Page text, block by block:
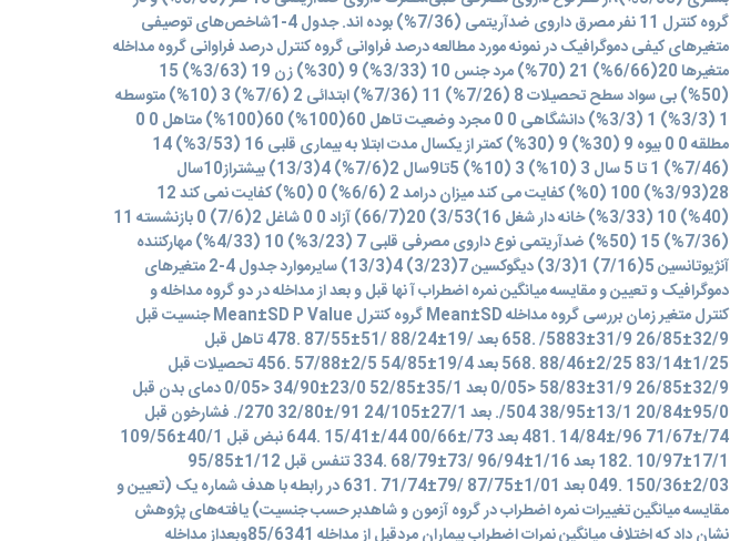
گروه کنترل 11 نفر مصرق داروی ضدآریتمی (7/36%) بوده اند. جدول 4-1شاخص‌های توصیفی
متغیرهای کیفی دموگرافیک در نمونه مورد مطالعه درصد فراوانی گروه کنترل درصد فراوانی گروه مداخله
متغیرها 20(6/66%) 21 (70%) مرد جنس 10 (3/33%) 9 (30%) زن 19 (3/63%) 15
(50%) بی سواد سطح تحصیلات 8 (7/26%) 11 (7/36%) ابتدائی 2 (7/6%) 3 (10%) متوسطه
1 (3/3%) 1 (3/3%) دانشگاهی 0 0 مجرد وضعیت تاهل 60(100%) 60(100%) متاهل 0 0
مطلقه 0 0 بیوه 9 (30%) 9 (30%) کمتر از یکسال مدت ابتلا به بیماری قلبی 16 (3/53%) 14
(7/46%) 1 تا 5 سال 3 (10%) 3 (10%) 5تا9سال 2(7/6%) 4(13/3) بیشتراز10سال
28(3/93%) 100 (0%) کفایت می کند میزان درامد 2 (6/6%) 0 (0%) کفایت نمی کند 12
(40%) 10 (3/33%) خانه دار شغل 16)3/53) 20(66/7) آزاد 0 0 شاغل 2(7/6) 0 بازنشسته 11
(7/36%) 15 (50%) ضدآریتمی نوع داروی مصرفی قلبی 7 (3/23%) 10 (4/33%) مهارکننده
آنژیوتانسین 5(7/16) 1(3/3) دیگوکسین 7(3/23) 4(13/3) سایرموارد جدول 4-2 متغیرهای
دموگرافیک و تعیین و مقایسه میانگین نمره اضطراب آ نها قبل و بعد از مداخله در دو گروه مداخله و
کنترل متغیر زمان بررسی گروه مداخله Mean±SD گروه کنترل Mean±SD P Value جنسیت قبل
32/9±26/85 31/9±5883/ .658 بعد /19±88/24 /51±87/55 .478 تاهل قبل
1/25±83/14 2/25±88/46 .568 بعد 19/4±54/85 2/5±57/88 .456 تحصیلات قبل
32/9±26/85 31/9±58/83 <0/05 بعد 35/1±52/85 23/0±34/90 <0/05 دمای بدن قبل
95/0±20/84 13/1±38/95 504/. بعد 27/1±24/105 91/±32/80 270/. فشارخون قبل
74/±71/67 96/±14/84 .481 بعد 73/±00/66 44/±15/41 .644 نبض قبل 40/1±109/56
17/1±10/97 .182 بعد 1/16±96/94 /73±68/79 .334 تنفس قبل 1/12±95/85
2/03±150/36 .049 بعد 1/01±87/75 /79±71/74 .631 در رابطه با هدف شماره یک (تعیین و
مقایسه میانگین تغییرات نمره اضطراب در گروه آزمون و شاهدبر حسب جنسیت) یافته‌های پژوهش
نشان داد که اختلاف میانگین نمرات اضطراب بیماران مردقبل از مداخله 85/6341وبعداز مداخله